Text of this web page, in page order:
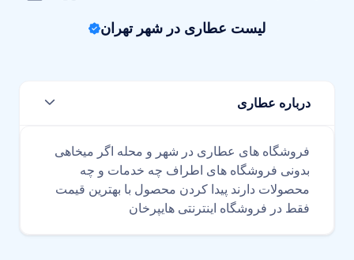
لیست عطاری در شهر تهران
درباره عطاری
فروشگاه های عطاری در شهر و محله اگر میخاهی
بدونی فروشگاه های اطراف چه خدمات و چه
محصولات دارند پیدا کردن محصول با بهترین قیمت
فقط در فروشگاه اینترنتی هایپرخان